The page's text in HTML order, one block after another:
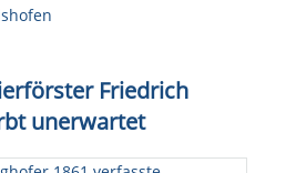
Friedrich
unerwartet